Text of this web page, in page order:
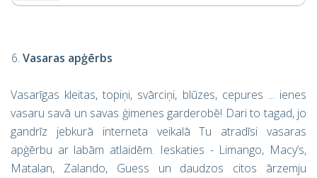
Vasaras apģērbs
Vasarīgas kleitas, topiņi, svārciņi, blūzes, cepures ... ienes
vasaru savā un savas ģimenes garderobē! Dari to tagad, jo
gandrīz jebkurā interneta veikalā Tu atradīsi vasaras
apģērbu ar labām atlaidēm. Ieskaties - Limango, Macy’s,
Matalan, Zalando, Guess un daudzos citos ārzemju